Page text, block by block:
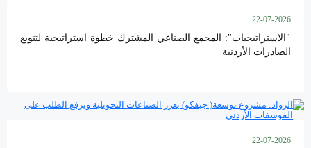
22-07-2026
"الاستراتيجيات": المجمع الصناعي المشترك خطوة استراتيجية لتنويع
الصادرات الأردنية
22-07-2026